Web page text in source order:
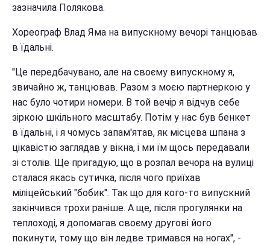
зазначила Полякова.
Хореограф Влад Яма на випускному вечорі танцював
в їдальні.
"Це передбачувано, але на своєму випускному я,
звичайно ж, танцював. Разом з моєю партнеркою у
нас було чотири номери. В той вечір я відчув себе
зіркою шкільного масштабу. Потім у нас був бенкет
в їдальні, і я чомусь запам'ятав, як місцева шпана з
цікавістю заглядав у вікна, і ми їм щось передавали
зі столів. Ще пригадую, що в розпал вечора на вулиці
сталася якась сутичка, після чого приїхав
міліцейський "бобик". Так що для кого-то випускний
закінчився трохи раніше. А ще, після прогулянки на
теплоході, я допомагав своєму другові його
покинути, тому що він ледве тримався на ногах", -